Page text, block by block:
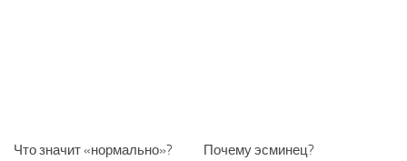
Что значит «нормально»? Почему эсминец?